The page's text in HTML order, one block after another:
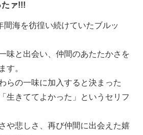
ァ!!!
間海を彷徨い続けていたブルッ
味と出会い、仲間のあたたかさを
す。
らの一味に加入すると決まった
生きててよかった」というセリフ
や悲しさ、再び仲間に出会えた嬉